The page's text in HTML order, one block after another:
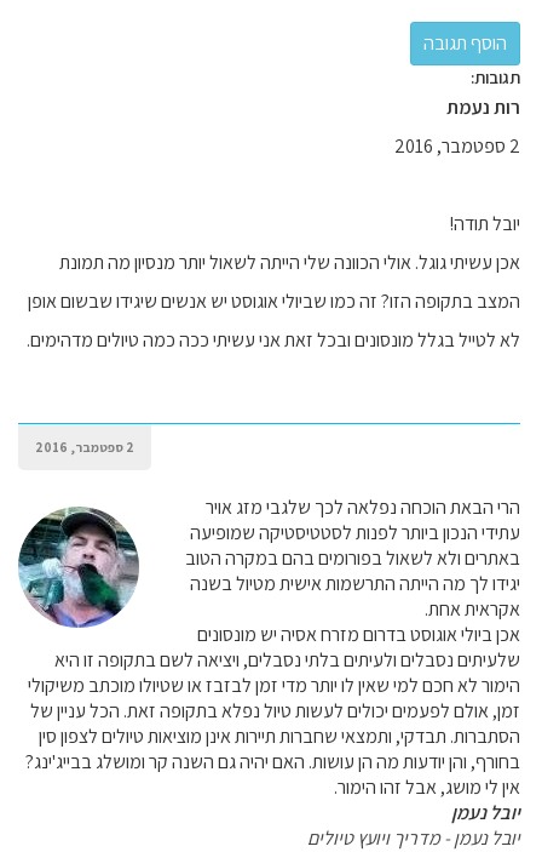
תגובות:
רות נעמת
2 ספטמבר, 2016
יובל תודה!
אכן עשיתי גוגל. אולי הכוונה שלי הייתה לשאול יותר מנסיון מה תמונת
המצב בתקופה הזו? זה כמו שביולי אוגוסט יש אנשים שיגידו שבשום אופן
לא לטייל בגלל מונסונים ובכל זאת אני עשיתי ככה כמה טיולים מדהימים.
2 ספטמבר, 2016
הרי הבאת הוכחה נפלאה לכך שלגבי מזג אויר
עתידי הנכון ביותר לפנות לסטטיסטיקה שמופיעה
באתרים ולא לשאול בפורומים בהם במקרה הטוב
יגידו לך מה הייתה התרשמות אישית מטיול בשנה
אקראית אחת.
אכן ביולי אוגוסט בדרום מזרח אסיה יש מונסונים
שלעיתים נסבלים ולעיתים בלתי נסבלים, ויציאה לשם בתקופה זו היא
הימור לא חכם למי שאין לו יותר מדי זמן לבזבז או שטיולו מוכתב משיקולי
זמן, אולם לפעמים יכולים לעשות טיול נפלא בתקופה זאת. הכל עניין של
הסתברות. תבדקי, ותמצאי שחברות תיירות אינן מוציאות טיולים לצפון סין
בחורף, והן יודעות מה הן עושות. האם יהיה גם השנה קר ומושלג בבייג'ינג?
אין לי מושג, אבל זהו הימור.
יובל נעמן
יובל נעמן - מדריך ויועץ טיולים